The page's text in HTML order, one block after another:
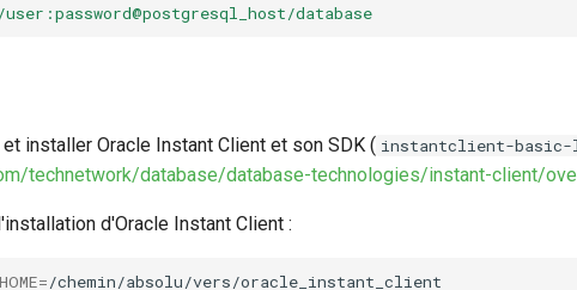
database
installer Oracle Instant Client et son SDK ( instantclient-
technetwork/database/database-technologies/instant-client/
d'Oracle Instant Client :
=